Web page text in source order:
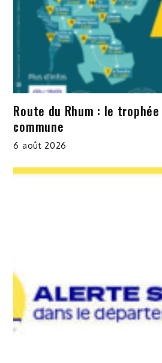
Route du Rhum : le
commune
6 août 2026